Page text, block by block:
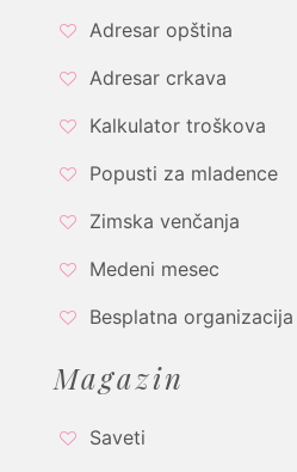
Adresar opština
Adresar crkava
Kalkulator troškova
Popusti za mladence
Zimska venčanja
Medeni mesec
Besplatna
Magazin
Saveti